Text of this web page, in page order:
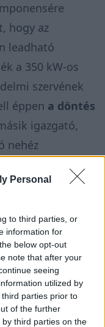
Personal
to third parties, or
information for
below opt-out
note that after your
seeing
utilized by
parties prior to
of the further
third parties on the
hogy az
leadható
a 350 kW-os
szervének
éppen a döntés
igazgató,
nehéz
csökkentse
hogy mi fog
kW-os
a
lecsökkentsük